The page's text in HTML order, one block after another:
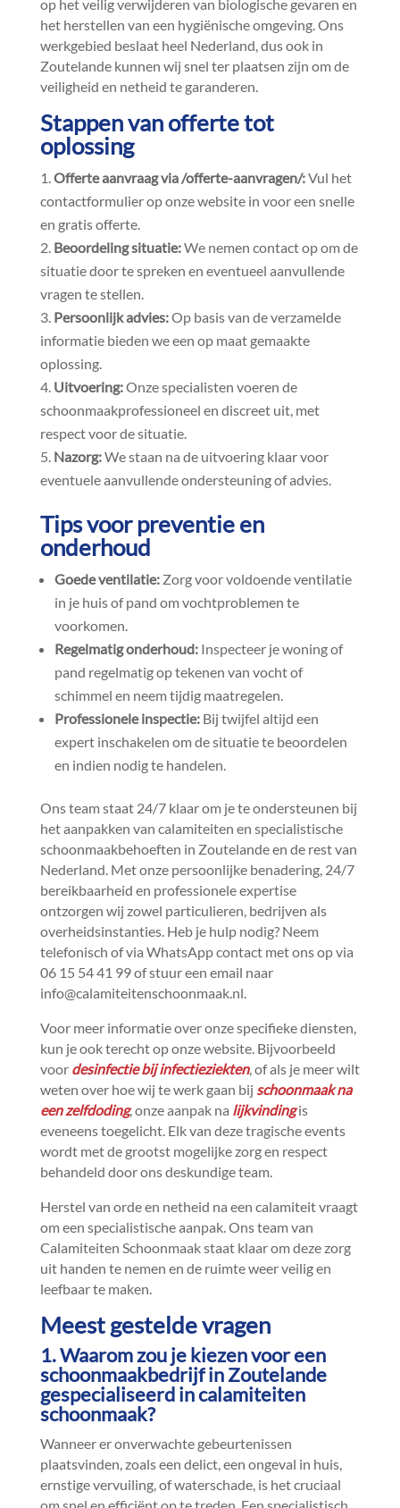
op het veilig verwijderen van biologische gevaren en
het herstellen van een hygiënische omgeving.​ Ons
werkgebied beslaat heel Nederland, dus ook in
Zoutelande kunnen wij snel ter plaatsen zijn om de
veiligheid en netheid te garanderen.​
Stappen van offerte tot
oplossing
Offerte aanvraag via /offerte-aanvragen/:Vul het
contactformulier op onze website in voor een snelle
en gratis offerte.​
Beoordeling situatie:We nemen contact op om de
situatie door te spreken en eventueel aanvullende
vragen te stellen.​
Persoonlijk advies:Op basis van de verzamelde
informatie bieden we een op maat gemaakte
oplossing.​
Uitvoering:Onze specialisten voeren de
schoonmaakprofessioneel en discreet uit, met
respect voor de situatie.​
Nazorg:We staan na de uitvoering klaar voor
eventuele aanvullende ondersteuning of advies.​
Tips voor preventie en
onderhoud
Goede ventilatie:Zorg voor voldoende ventilatie
in je huis of pand om vochtproblemen te
voorkomen.​
Regelmatig onderhoud:Inspecteer je woning of
pand regelmatig op tekenen van vocht of
schimmel en neem tijdig maatregelen.​
Professionele inspectie:Bij twijfel altijd een
expert inschakelen om de situatie te beoordelen
en indien nodig te handelen.​
Ons team staat 24/7 klaar om je te ondersteunen bij
het aanpakken van calamiteiten en specialistische
schoonmaakbehoeften in Zoutelande en de rest van
Nederland.​ Met onze persoonlijke benadering, 24/7
bereikbaarheid en professionele expertise
ontzorgen wij zowel particulieren, bedrijven als
overheidsinstanties.​ Heb je hulp nodig? Neem
telefonisch of via WhatsApp contact met ons op via
06 15 54 41 99 of stuur een email naar
info@calamiteitenschoonmaak.​nl.​
Voor meer informatie over onze specifieke diensten,
kun je ook terecht op onze website.​ Bijvoorbeeld
voor desinfectie bij infectieziekten, of als je meer wilt
weten over hoe wij te werk gaan bij schoonmaak na
een zelfdoding, onze aanpak na lijkvindingis
eveneens toegelicht.​ Elk van deze tragische events
wordt met de grootst mogelijke zorg en respect
behandeld door ons deskundige team.​
Herstel van orde en netheid na een calamiteit vraagt
om een specialistische aanpak.​ Ons team van
Calamiteiten Schoonmaak staat klaar om deze zorg
uit handen te nemen en de ruimte weer veilig en
leefbaar te maken.​
Meest gestelde vragen
1.​ Waarom zou je kiezen voor een
schoonmaakbedrijf in Zoutelande
gespecialiseerd in calamiteiten
schoonmaak?
Wanneer er onverwachte gebeurtenissen
plaatsvinden, zoals een delict, een ongeval in huis,
ernstige vervuiling, of waterschade, is het cruciaal